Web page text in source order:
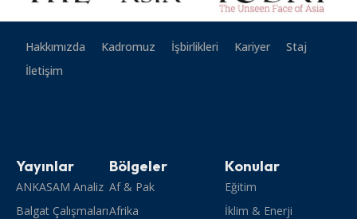
Hakkımızda Kadromuz İşbirlikleri Kariyer
Staj
İletişim
Yayınlar
ANKASAM Analiz
Balgat Çalışmaları
Bölgeler
Af & Pak
Afrika
Konular
Eğitim
İklim & Enerji